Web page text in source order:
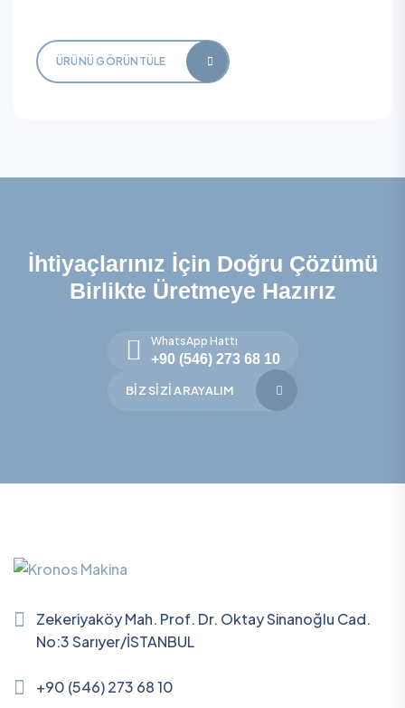
ÜRÜNÜ GÖRÜNTÜLE
İhtiyaçlarınız İçin Doğru Çözümü
Birlikte Üretmeye Hazırız
WhatsApp Hattı
+90 (546) 273 68 10
BIZ SIZI ARAYALIM
Zekeriyaköy Mah. Prof. Dr. Oktay Sinanoğlu Cad.
No:3 Sarıyer/İSTANBUL
+90 (546) 273 68 10